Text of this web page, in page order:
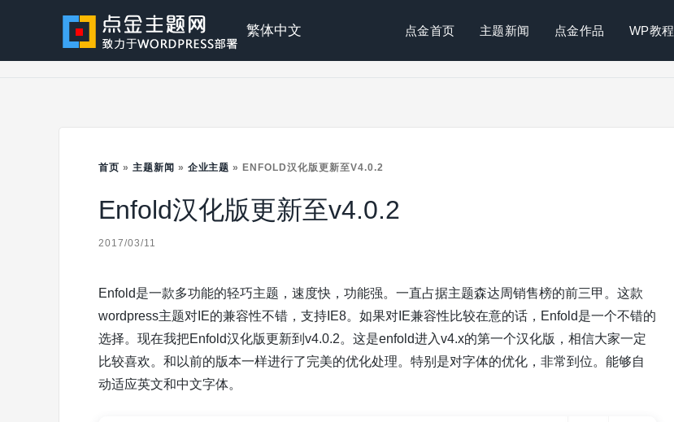
点
题
繁体中文 点金首页 主题新闻 点金作品 WP教程
首页 » 主题新闻 » 企业主题 » ENFOLD汉化版更新至V4.0.2
Enfold汉化版更新至v4.0.2
2017/03/11
Enfold是一款多功能的轻巧主题，速度快，功能强。一直占据主题森达周销售榜的前三甲。这款
wordpress主题对IE的兼容性不错，支持IE8。如果对IE兼容性比较在意的话，Enfold是一个不错的
选择。现在我把Enfold汉化版更新到v4.0.2。这是enfold进入v4.x的第一个汉化版，相信大家一定
比较喜欢。和以前的版本一样进行了完美的优化处理。特别是对字体的优化，非常到位。能够自
动适应英文和中文字体。